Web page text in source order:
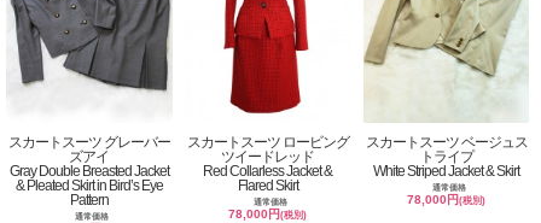
スカートスーツ グレーバー
ズアイ
Gray Double Breasted Jacket
& Pleated Skirt in Bird’s Eye
Pattern
通常価格
スカートスーツ ロービング
ツイードレッド
Red Collarless Jacket &
Flared Skirt
通常価格
78,000円(税別)
スカートスーツ ベージュス
トライプ
White Striped Jacket & Skirt
通常価格
78,000円(税別)